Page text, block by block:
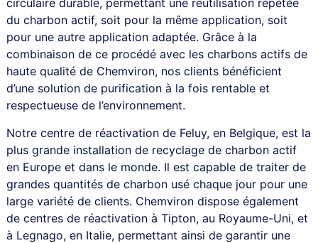
circulaire durable, permettant une réutilisation répétée
du charbon actif, soit pour la même application, soit
pour une autre application adaptée. Grâce à la
combinaison de ce procédé avec les charbons actifs de
haute qualité de Chemviron, nos clients bénéficient
d’une solution de purification à la fois rentable et
respectueuse de l’environnement.
Notre centre de réactivation de Feluy, en Belgique, est la
plus grande installation de recyclage de charbon actif
en Europe et dans le monde. Il est capable de traiter de
grandes quantités de charbon usé chaque jour pour une
large variété de clients. Chemviron dispose également
de centres de réactivation à Tipton, au Royaume-Uni, et
à Legnago, en Italie, permettant ainsi de garantir une